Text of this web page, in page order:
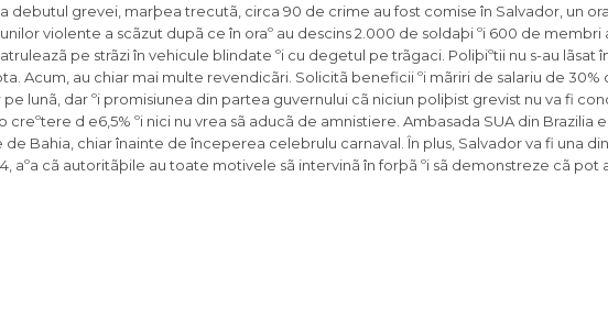
debutul grevei, marþea trecutã, circa 90 de crime au fost comise în Salvador, un
violente a scãzut dupã ce în oraº au descins 2.000 de soldaþi ºi 600 de
pe strãzi în vehicule blindate ºi cu degetul pe trãgaci. Poliþiºtii nu s-au lãsat
Acum, au chiar mai multe revendicãri. Solicitã beneficii ºi mãriri de salariu de 30%
lunã, dar ºi promisiunea din partea guvernului cã niciun poliþist grevist nu va fi
creºtere d e6,5% ºi nici nu vrea sã aducã de amnistiere. Ambasada SUA din Brazilia
Bahia, chiar înainte de începerea celebrulu carnaval. În plus, Salvador va fi una
aºa cã autoritãþile au toate motivele sã intervinã în forþã ºi sã demonstreze cã pot